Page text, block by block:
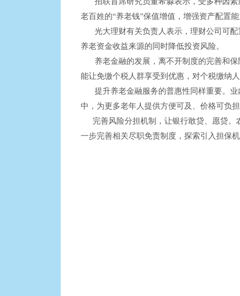
老百姓的“养老钱”保值增值，增强资产配置能
光大理财有关负责人表示，理财公司可配
养老资金收益来源的同时降低投资风险。
养老金融的发展，离不开制度的完善和保
能让免缴个税人群享受到优惠，对个税缴纳
提升养老金融服务的普惠性同样重要。业
中，为更多老年人提供方便可及、价格可负
完善风险分担机制，让银行敢贷、愿贷。
一步完善相关尽职免责制度，探索引入担保